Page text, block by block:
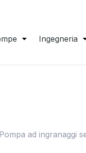
Ingegneria
Pompa ad ingranaggi